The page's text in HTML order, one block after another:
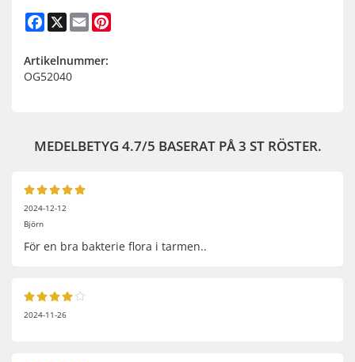
Facebook
X Email
Artikelnummer:
OG52040
MEDELBETYG 4.7/5 BASERAT PÅ3 ST RÖSTER.
2024-12-12
Björn
För en bra bakterie flora i tarmen..
2024-11-26